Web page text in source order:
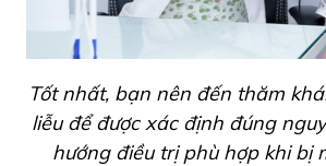
Tốt nhất, bạn nên đến thăm
liễu để được xác định đúng
hướng điều trị phù hợp khi bị